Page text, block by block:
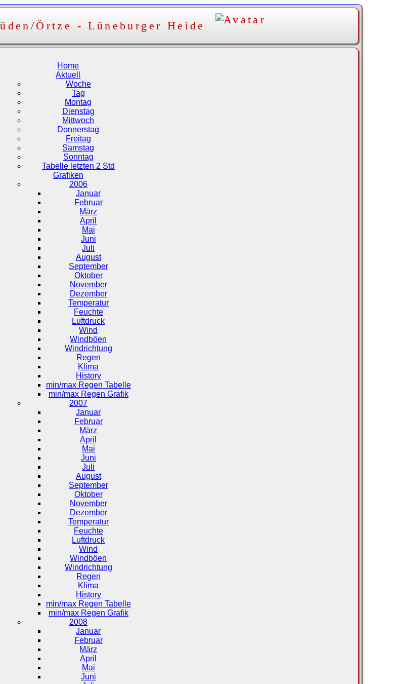
Örtze - Lüneburger Heide
Home
Aktuell
Woche
Tag
Montag
Dienstag
Mittwoch
Donnerstag
Freitag
Samstag
Sonntag
Tabelle letzten 2 Std
Grafiken
2006
Januar
Februar
März
April
Mai
Juni
Juli
August
September
Oktober
November
Dezember
Temperatur
Feuchte
Luftdruck
Wind
Windböen
Windrichtung
Regen
Klima
History
min/max Regen Tabelle
min/max Regen Grafik
2007
Januar
Februar
März
April
Mai
Juni
Juli
August
September
Oktober
November
Dezember
Temperatur
Feuchte
Luftdruck
Wind
Windböen
Windrichtung
Regen
Klima
History
min/max Regen Tabelle
min/max Regen Grafik
2008
Januar
Februar
März
April
Mai
Juni